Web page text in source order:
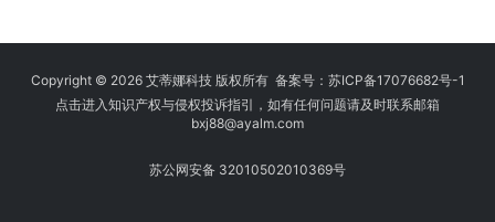
Copyright © 2026 艾蒂娜科技 版权所有 备案号： 苏ICP备17076682号-1
点击进入知识产权与侵权投诉指引，如有任何问题请及时联系邮箱
bxj88@ayalm.com
苏公网安备 32010502010369号